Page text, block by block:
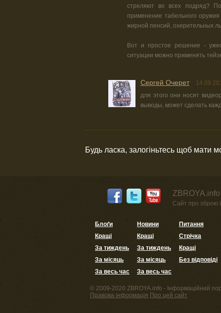
стреляют во всех подряд?
применение табельного
жирной пенсий, охерительных
Вот и простое решение -
ситуации можно применять
Сергей Очерет
для этого они носят
выводы, может сделать
Будь ласка, залогіньтесь щоб мати
ZBROYA.info
Сайт про зброю і
Блоґи
Кращі
За тиждень
За місяць
За весь час
Новини
Кращі
За тиждень
За місяць
За весь час
Питання
Стрічка
Кращі
Без відповіді
© 2009-2020 ZBROYA.info - Інформаційний
Правова інформація Про цей сайт